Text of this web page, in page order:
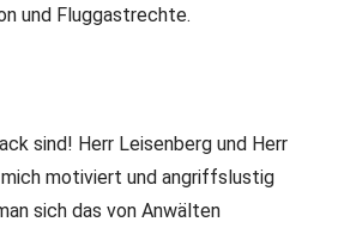
und Fluggastrechte.
sind! Herr Leisenberg und Herr
motiviert und angriffslustig
sich das von Anwälten